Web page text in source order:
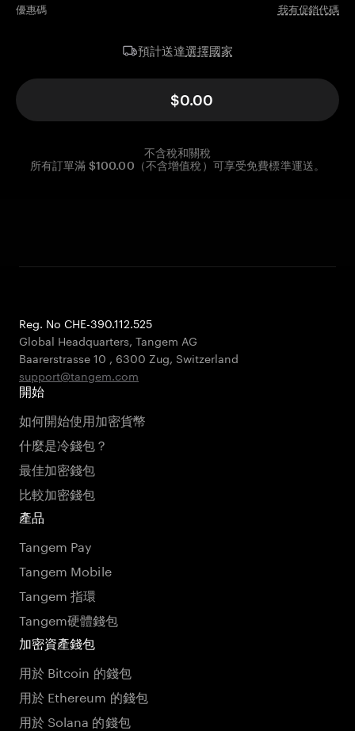
優惠碼 我有促銷代碼
預計送達選擇國家
$0.00
不含稅和關稅
所有訂單滿 $100.00（不含增值稅）可享受免費標準運送。
Reg. No CHE-390.112.525
Global Headquarters, Tangem AG
Baarerstrasse 10 , 6300 Zug, Switzerland
support@tangem.com
開始
如何開始使用加密貨幣
什麼是冷錢包？
最佳加密錢包
比較加密錢包
產品
Tangem Pay
Tangem Mobile
Tangem 指環
Tangem硬體錢包
加密資產錢包
用於 Bitcoin 的錢包
用於 Ethereum 的錢包
用於 Solana 的錢包